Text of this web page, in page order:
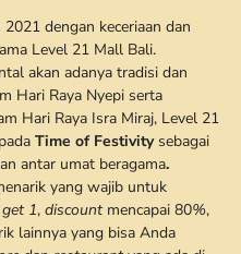
dengan keceriaan dan
Level 21 Mall Bali.
akan adanya tradisi dan
Hari Raya Nyepi serta
Hari Raya Isra Miraj, Level 21
Time of Festivity sebagai
antar umat beragama.
yang wajib untuk
1, discount mencapai 80%,
lainnya yang bisa Anda